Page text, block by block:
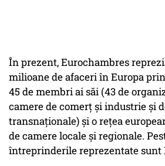
În prezent, Eurochambres
milioane de afaceri în Europa
45 de membri ai săi (43 de
camere de comerț și industrie şi
transnaţionale) și o rețea
de camere locale și regionale.
întreprinderile reprezentate sunt